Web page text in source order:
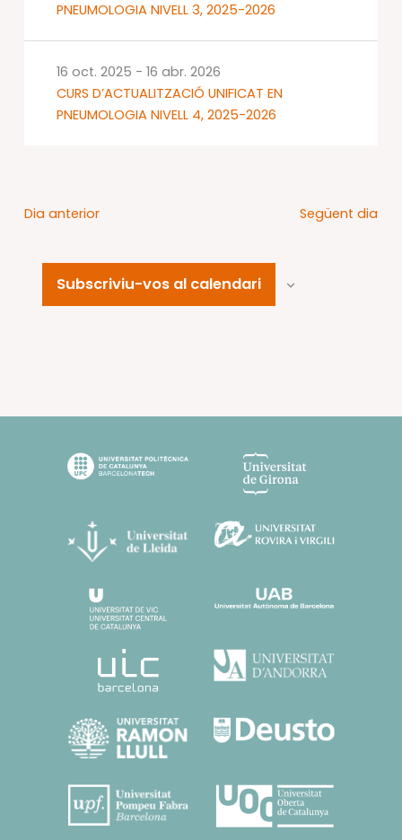
PNEUMOLOGIA NIVELL 3, 2025-2026
CURS D’ACTUALITZACIÓ UNIFICAT EN
PNEUMOLOGIA NIVELL 4, 2025-2026
16 oct. 2025 - 16 abr. 2026
Dia anterior Següent dia
Subscriviu-vos al calendari